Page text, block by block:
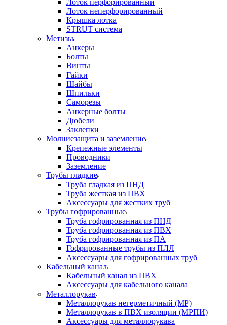
Лоток перфорированный
Лоток неперфорированный
Крышка лотка
STRUT система
Метизы
Анкеры
Болты
Винты
Гайки
Шайбы
Шпильки
Саморезы
Анкерные болты
Дюбели
Заклепки
Молниезащита и заземление
Крепежные элементы
Проводники
Заземление
Трубы гладкие
Труба гладкая из ПНД
Труба жесткая из ПВХ
Аксессуары для жестких труб
Трубы гофрированные
Труба гофрированная из ПНД
Труба гофрированная из ПВХ
Труба гофрированная из ПА
Гофрированные трубы из ПЛЛ
Аксессуары для гофрированных труб
Кабельный канал
Кабельный канал из ПВХ
Аксессуары для кабельного канала
Металлорукав
Металлорукав негерметичный (МР)
Металлорукав в ПВХ изоляции (МРПИ)
Аксессуары для металлорукава